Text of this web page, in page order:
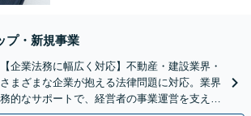
プ・新規事業
企業法務に幅広く対応】不動産・建設業界・
まざまな企業が抱える法律問題に対応。業界
的なサポートで、経営者の事業運営を支えま